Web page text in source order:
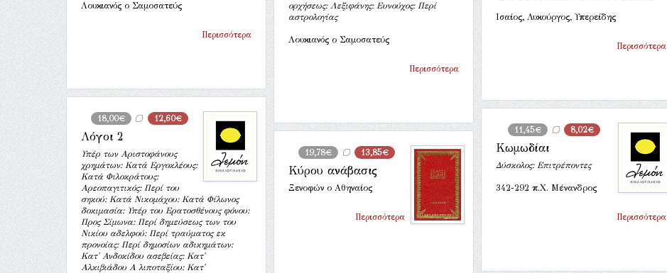
Λουκιανός ο Σαμοσατεύς
Περισσότερα
ορχήσεως: Λεξιφάνης: Ευνούχος: Περί
αστρολογίας
Λουκιανός ο Σαμοσατεύς
Περισσότερα
Ισαίος, Λυκούργος, Υπερείδης
Περισσότερα
18,00€ 12,60€
Λόγοι 2
Υπέρ των Αριστοφάνους
χρημάτων: Κατά Εργοκλέους:
Κατά Φιλοκράτους:
Αρεοπαγιτικός: Περί του
σηκού: Κατά Νικομάχου: Κατά Φίλωνος
δοκιμασία: Υπέρ του Ερατοσθένους φόνου:
Προς Σίμωνα: Περί δημεύσεως των του
Νικίου αδελφού: Περί τραύματος εκ
προνοίας: Περί δημοσίων αδικημάτων:
Κατ' Ανδοκίδου ασεβείας: Κατ'
Αλκιβιάδου Α λιποταξίου: Κατ'
11,45€ 8,02€
Κωμωδίαι
Δύσκολος: Επιτρέποντες
342-292 π.Χ. Μένανδρος
Περισσότερα
19,78€ 13,85€
Κύρου ανάβασις
Ξενοφών ο Αθηναίος
Περισσότερα